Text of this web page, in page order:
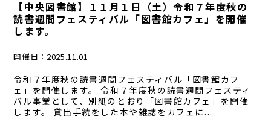
【中央図書館】１１月１日（土）令和７年度秋の
読書週間フェスティバル「図書館カフェ」を開催
します。
開催日： 2025.11.01
令和７年度秋の読書週間フェスティバル「図書館カフ
ェ」を開催します。 令和７年度秋の読書週間フェスティ
バル事業として、別紙のとおり「図書館カフェ」を開催
します。 貸出手続をした本や雑誌をカフェに...